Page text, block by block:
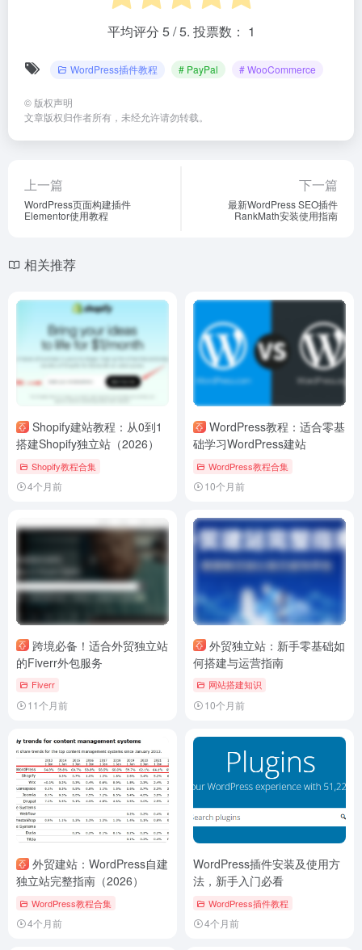
平均评分 5/ 5. 投票数： 1
WordPress插件教程 # PayPal # WooCommerce
© 版权声明
文章版权归作者所有，未经允许请勿转载。
上一篇
WordPress页面构建插件
Elementor使用教程
下一篇
最新WordPress SEO插件
RankMath安装使用指南
相关推荐
Shopify建站教程：从0到1
搭建Shopify独立站（2026）
Shopify教程合集
4个月前
WordPress教程：适合零基
础学习WordPress建站
WordPress教程合集
10个月前
跨境必备！适合外贸独立站
的Fiverr外包服务
Fiverr
11个月前
外贸独立站：新手零基础如
何搭建与运营指南
网站搭建知识
10个月前
外贸建站：WordPress自建
独立站完整指南（2026）
WordPress教程合集
4个月前
WordPress插件安装及使用方
法，新手入门必看
WordPress插件教程
4个月前